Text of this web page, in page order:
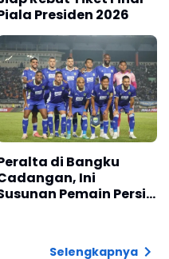
Presiden 2026
di Bangku
Ini
Pemain Persib
Selengkapnya